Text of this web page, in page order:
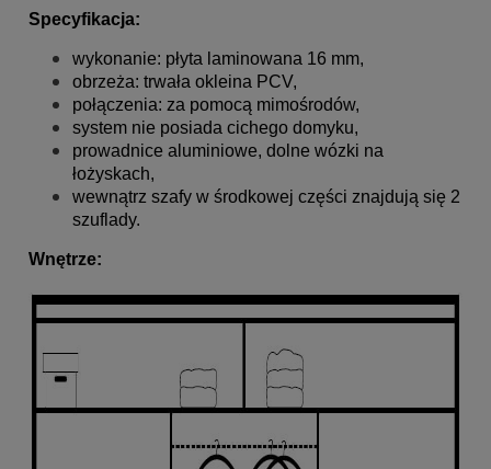
Specyfikacja:
wykonanie: płyta laminowana 16 mm,
obrzeża: trwała okleina PCV,
połączenia: za pomocą mimośrodów,
system nie posiada cichego domyku,
prowadnice aluminiowe, dolne wózki na
łożyskach,
wewnątrz szafy w środkowej części znajdują się 2
szuflady.
Wnętrze: